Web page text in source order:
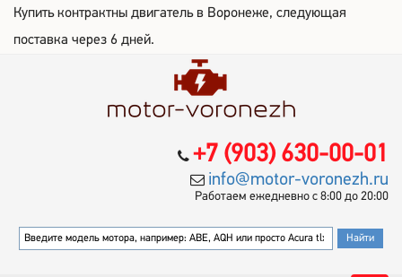
Купить контрактны двигатель в Воронеже, следующая
поставка через 6 дней.
+7 (903) 630-00-01
info@motor-voronezh.ru
Работаем ежедневно с 8:00 до 20:00